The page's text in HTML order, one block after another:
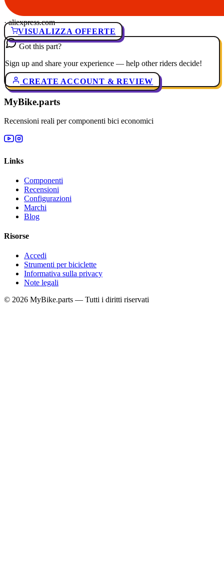
· aliexpress.com
VISUALIZZA OFFERTE
Got this part?
Sign up and share your experience — help other riders decide!
CREATE ACCOUNT & REVIEW
MyBike.parts
Recensioni reali per componenti bici economici
Links
Componenti
Recensioni
Configurazioni
Marchi
Blog
Risorse
Accedi
Strumenti per biciclette
Informativa sulla privacy
Note legali
© 2026 MyBike.parts — Tutti i diritti riservati